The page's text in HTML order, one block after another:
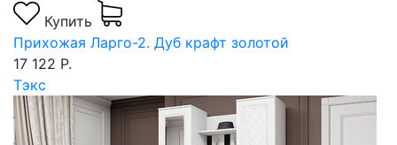
Купить
Прихожая Ларго-2. Дуб крафт золотой
17 122 Р.
Тэкс